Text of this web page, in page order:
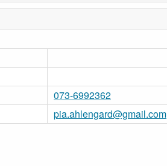
073-6992362
pia.ahlengard@gmail.com